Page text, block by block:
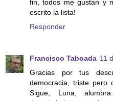
fin, todos me gustan y
escrito la lista!
Responder
Francisco Taboada 11
Gracias por tus
democracia, triste pero
Sigue, Luna,